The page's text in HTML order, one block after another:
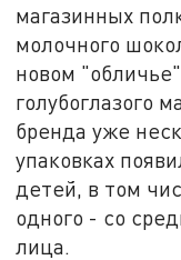
магазинных
молочного
новом
голубоглазого
бренда уже
упаковках
детей, в том
одного - со
лица.